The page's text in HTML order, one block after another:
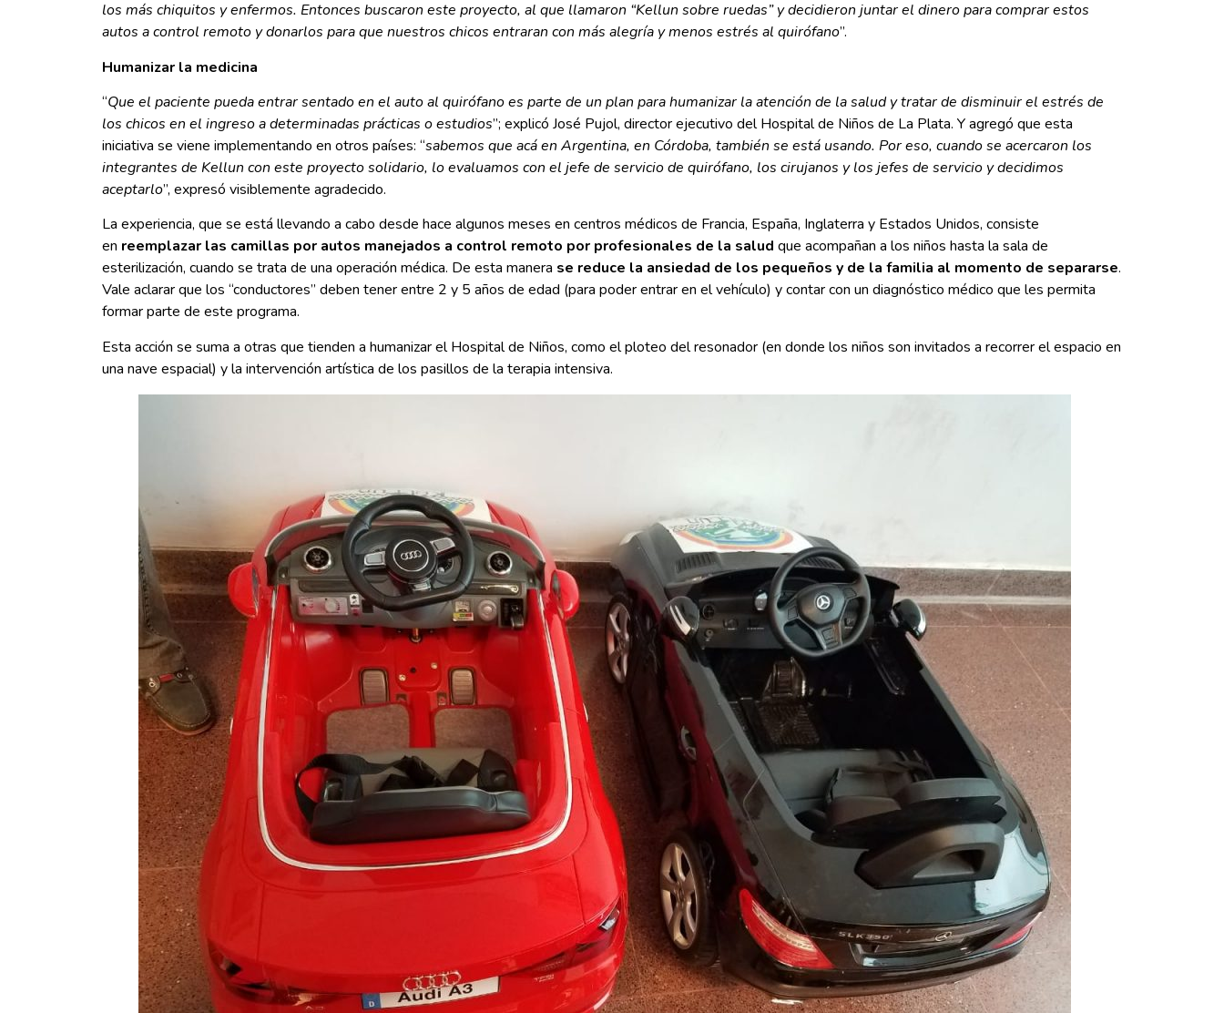
los más chiquitos y enfermos. Entonces buscaron este proyecto, al que llamaron “Kellun sobre ruedas” y decidieron juntar el dinero para comprar estos
autos a control remoto y donarlos para que nuestros chicos entraran con más alegría y menos estrés al quirófano”.
Humanizar la medicina
“Que el paciente pueda entrar sentado en el auto al quirófano es parte de un plan para humanizar la atención de la salud y tratar de disminuir el estrés de
los chicos en el ingreso a determinadas prácticas o estudios”; explicó José Pujol, director ejecutivo del Hospital de Niños de La Plata. Y agregó que esta
iniciativa se viene implementando en otros países: “sabemos que acá en Argentina, en Córdoba, también se está usando. Por eso, cuando se acercaron los
integrantes de Kellun con este proyecto solidario, lo evaluamos con el jefe de servicio de quirófano, los cirujanos y los jefes de servicio y decidimos
aceptarlo”, expresó visiblemente agradecido.
La experiencia, que se está llevando a cabo desde hace algunos meses en centros médicos de Francia, España, Inglaterra y Estados Unidos, consiste
en reemplazar las camillas por autos manejados a control remoto por profesionales de la salud que acompañan a los niños hasta la sala de
esterilización, cuando se trata de una operación médica. De esta manera se reduce la ansiedad de los pequeños y de la familia al momento de separarse.
Vale aclarar que los “conductores” deben tener entre 2 y 5 años de edad (para poder entrar en el vehículo) y contar con un diagnóstico médico que les permita
formar parte de este programa.
Esta acción se suma a otras que tienden a humanizar el Hospital de Niños, como el ploteo del resonador (en donde los niños son invitados a recorrer el espacio en
una nave espacial) y la intervención artística de los pasillos de la terapia intensiva.